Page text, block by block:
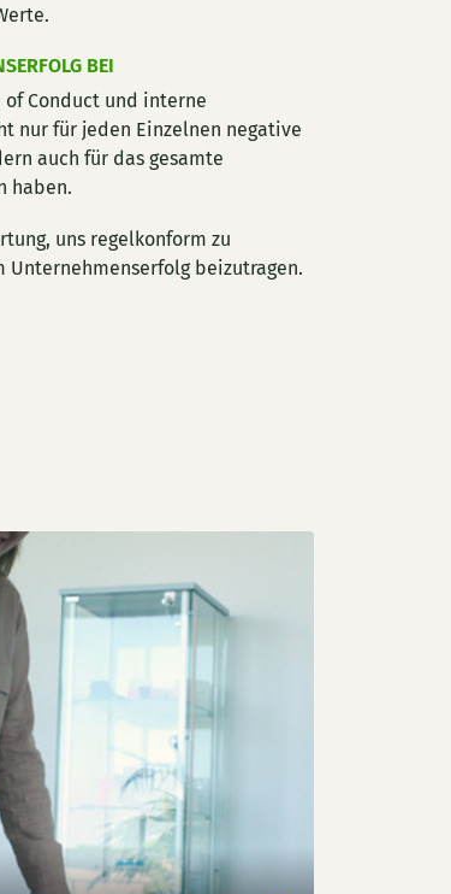
BEI
of Conduct und interne
nur für jeden Einzelnen negative
auch für das gesamte
haben.
uns regelkonform zu
beizutragen.